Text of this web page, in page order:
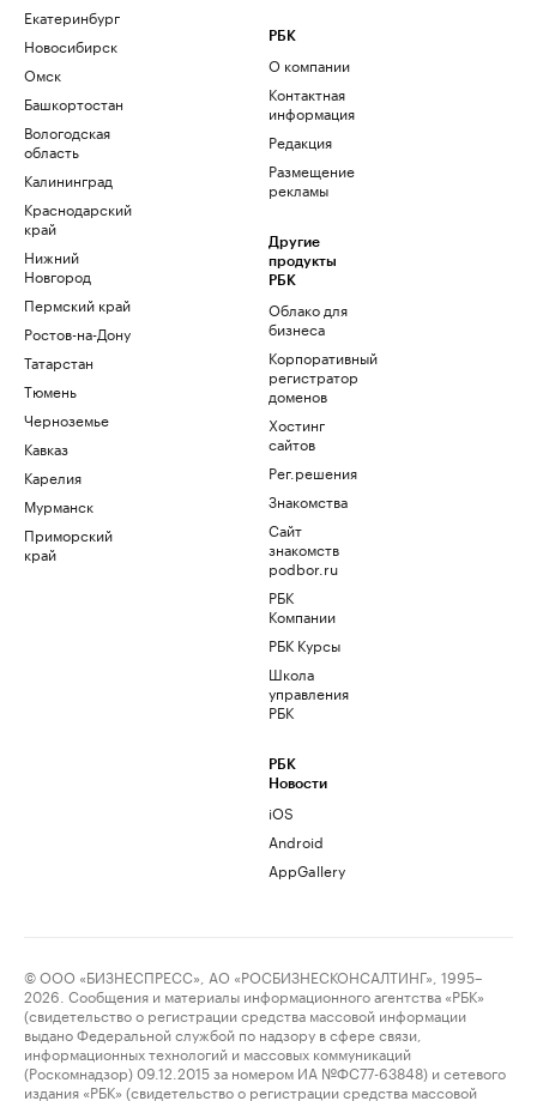
Екатеринбург
Новосибирск
Омск
Башкортостан
Вологодская
область
Калининград
Краснодарский
край
Нижний
Новгород
Пермский край
Ростов-на-Дону
Татарстан
Тюмень
Черноземье
Кавказ
Карелия
Мурманск
Приморский
край
РБК
О компании
Контактная
информация
Редакция
Размещение
рекламы
Другие
продукты
РБК
Облако для
бизнеса
Корпоративный
регистратор
доменов
Хостинг
сайтов
Рег.решения
Знакомства
Сайт
знакомств
podbor.ru
РБК
Компании
РБК Курсы
Школа
управления
РБК
РБК
Новости
iOS
Android
AppGallery
© ООО «БИЗНЕСПРЕСС», АО «РОСБИЗНЕСКОНСАЛТИНГ», 1995–
2026. Сообщения и материалы информационного агентства «РБК»
(свидетельство о регистрации средства массовой информации
выдано Федеральной службой по надзору в сфере связи,
информационных технологий и массовых коммуникаций
(Роскомнадзор) 09.12.2015 за номером ИА №ФС77-63848) и сетевого
издания «РБК» (свидетельство о регистрации средства массовой